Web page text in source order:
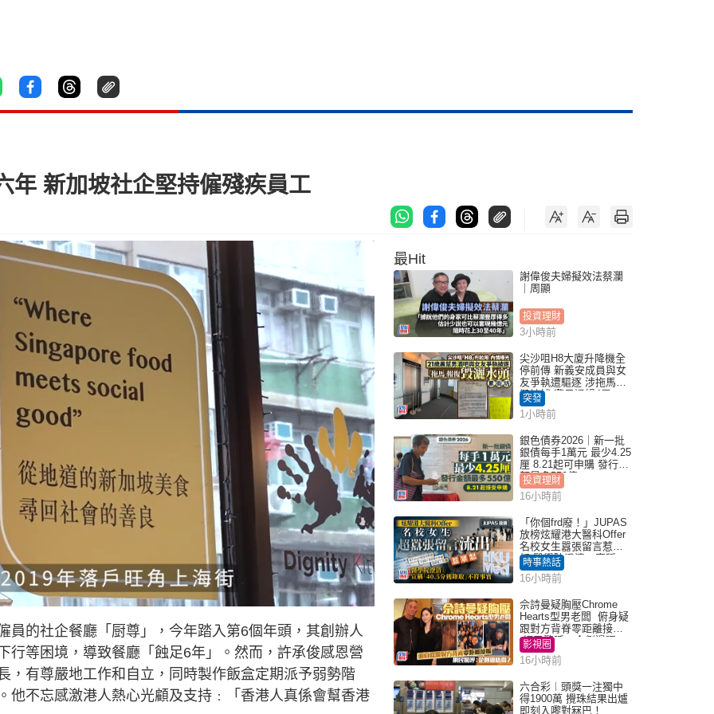
年 新加坡社企堅持僱殘疾員工
員的社企餐廳「厨尊」，今年踏入第6個年頭，其創辦人
行等困境，導致餐廳「蝕足6年」。然而，許承俊感恩營
，有尊嚴地工作和自立，同時製作飯盒定期派予弱勢階
他不忘感激港人熱心光顧及支持﹕「香港人真係會幫香港
最Hit
謝偉俊夫婦擬效法蔡瀾
｜周顯
投資理財
3小時前
尖沙咀H8大廈升降機全
停前傳 新義安成員與女
友爭執遭驅逐 涉拖馬刑
毀被捕 警另通緝4男
突發
1小時前
銀色債券2026｜新一批
銀債每手1萬元 最少4.25
厘 8.21起可申購 發行金
額最多550億
投資理財
16小時前
「你個frd廢！」JUPAS
放榜炫耀港大醫科Offer
名校女生囂張留言惹眾
怒 醫學院澄清：宣稱
「40.5分獲錄取」不符事
實｜Juicy叮
時事熱話
16小時前
佘詩曼疑胸壓Chrome
Hearts型男老闆 俯身疑
跟對方背脊零距離接觸
網民驚呼：企側邊唔
得？
影視圈
16小時前
六合彩︱頭獎一注獨中
得1900萬 攪珠結果出爐
即刻入嚟對冧巴！